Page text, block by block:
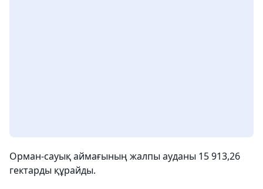
Орман-сауық аймағының жалпы ауданы 15 913,26
гектарды құрайды.